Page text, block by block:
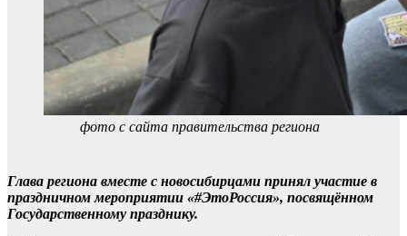
фото с сайта правительства региона
Глава региона вместе с новосибирцами принял участие в
праздничном мероприятии «#ЭтоРоссия», посвящённом
Государственному празднику.